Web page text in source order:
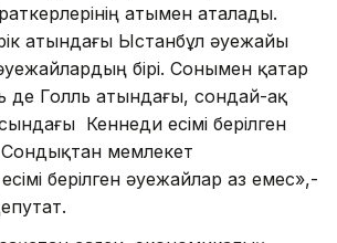
атымен аталады.
атындағы Ыстанбұл әуежайы
бірі. Сонымен қатар
Голль атындағы, сондай-ақ
Кеннеди есімі берілген
мемлекет
берілген әуежайлар аз емес»,-